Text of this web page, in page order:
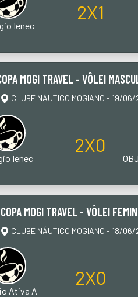
Ienec
2X1
MOGI TRAVEL - VÔLEI
CLUBE NÁUTICO MOGIANO - 19/
Ienec
2X0
COPA MOGI TRAVEL - VÔLEI
CLUBE NÁUTICO MOGIANO - 18/
Ativa A
2X0